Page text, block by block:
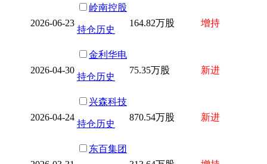
2026-06-23
岭南控股
持仓历史
164.82万股 增持
2026-04-30
金利华电
持仓历史
75.35万股 新进
2026-04-24
兴森科技
持仓历史
870.54万股 新进
东百集团